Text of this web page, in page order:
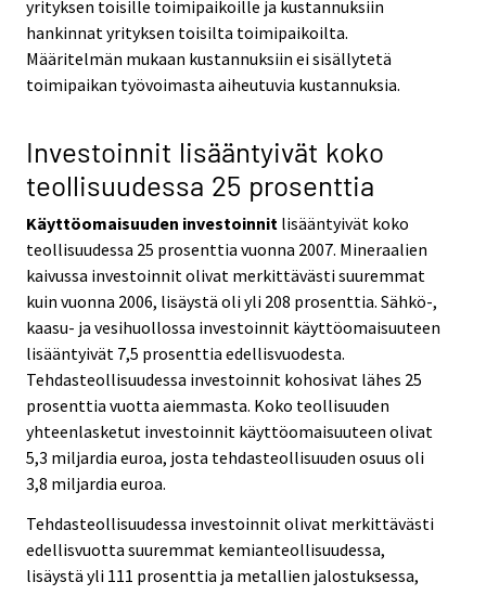
yrityksen toisille toimipaikoille ja kustannuksiin
hankinnat yrityksen toisilta toimipaikoilta.
Määritelmän mukaan kustannuksiin ei sisällytetä
toimipaikan työvoimasta aiheutuvia kustannuksia.
Investoinnit lisääntyivät koko
teollisuudessa 25 prosenttia
Käyttöomaisuuden investoinnit lisääntyivät koko
teollisuudessa 25 prosenttia vuonna 2007. Mineraalien
kaivussa investoinnit olivat merkittävästi suuremmat
kuin vuonna 2006, lisäystä oli yli 208 prosenttia. Sähkö-,
kaasu- ja vesihuollossa investoinnit käyttöomaisuuteen
lisääntyivät 7,5 prosenttia edellisvuodesta.
Tehdasteollisuudessa investoinnit kohosivat lähes 25
prosenttia vuotta aiemmasta. Koko teollisuuden
yhteenlasketut investoinnit käyttöomaisuuteen olivat
5,3 miljardia euroa, josta tehdasteollisuuden osuus oli
3,8 miljardia euroa.
Tehdasteollisuudessa investoinnit olivat merkittävästi
edellisvuotta suuremmat kemianteollisuudessa,
lisäystä yli 111 prosenttia ja metallien jalostuksessa,